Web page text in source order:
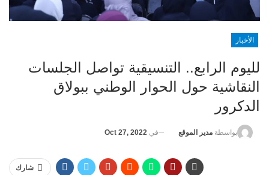
الأخبار
لليوم الرابع.. التنسيقية تواصل الجلسات
النقاشية حول الحوار الوطني ببولاق
الدكرور
بواسطة مدير الموقع في Oct 27, 2022
شارك